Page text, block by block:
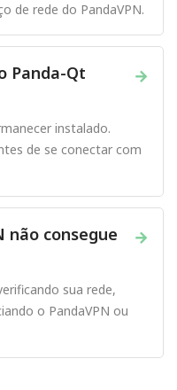
de rede do PandaVPN.
→
Panda-Qt
instalado.
de se conectar com
→
não consegue
sua rede,
o PandaVPN ou